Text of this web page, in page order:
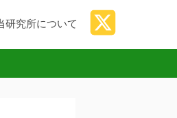
研究所について